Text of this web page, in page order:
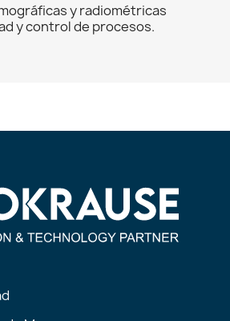
y radiométricas
y control de procesos.